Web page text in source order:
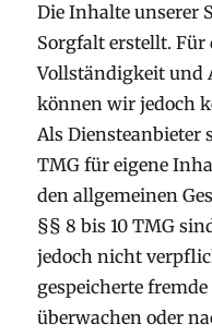
Die Inhalte unserer
Sorgfalt erstellt.
Vollständigkeit und
können wir jedoch
Als Diensteanbieter
TMG für eigene
den allgemeinen
§§ 8 bis 10 TMG
jedoch nicht
gespeicherte
überwachen oder